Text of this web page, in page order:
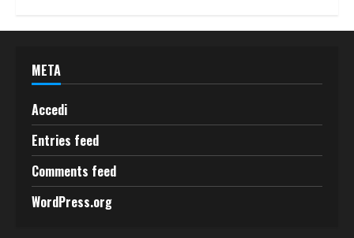
META
Accedi
Entries feed
Comments feed
WordPress.org